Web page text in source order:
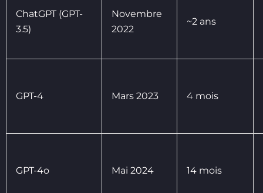
ChatGPT (GPT-
3.5)
Novembre
2022
~2 ans
GPT-4 Mars 2023 4 mois
GPT-4o Mai 2024 14 mois